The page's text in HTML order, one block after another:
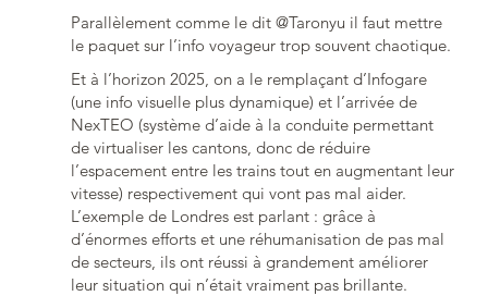
Parallèlement comme le dit @Taronyu il faut mettre
le paquet sur l’info voyageur trop souvent chaotique.
Et à l’horizon 2025, on a le remplaçant d’Infogare
(une info visuelle plus dynamique) et l’arrivée de
NexTEO (système d’aide à la conduite permettant
de virtualiser les cantons, donc de réduire
l’espacement entre les trains tout en augmentant leur
vitesse) respectivement qui vont pas mal aider.
L’exemple de Londres est parlant : grâce à
d’énormes efforts et une réhumanisation de pas mal
de secteurs, ils ont réussi à grandement améliorer
leur situation qui n’était vraiment pas brillante.